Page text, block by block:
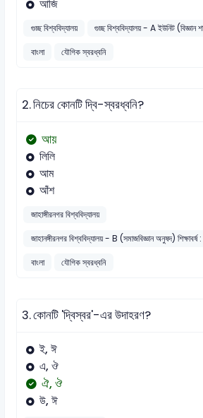
আজি
গুচ্ছ বিশ্ববিদ্যালয়
গুচ্ছ বিশ্ববিদ্যালয় - A ইউনিট (বিজ্ঞান
বাংলা
যৌগিক স্বরধ্বনি
2.নিচের কোনটি দ্বি-স্বরধ্বনি?
আয়
লিলি
আম
আঁশ
জাহাঙ্গীরনগর বিশ্ববিদ্যালয়
জাহানঙ্গীরনগর বিশ্ববিদ্যালয় - B (সমাজবিজ্ঞান অনুষদ)
বাংলা
যৌগিক স্বরধ্বনি
3.কোনটি 'দ্বিস্বর'-এর উদাহরণ?
ই, ঈ
এ, ঔ
ঐ, ঔ
উ, ঈ